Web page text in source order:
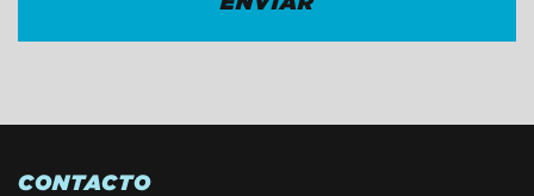
CONTACTO